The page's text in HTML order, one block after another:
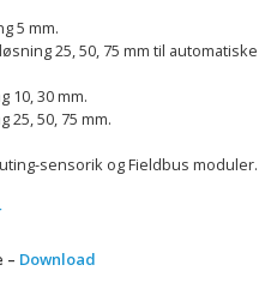
5 mm.
25, 50, 75 mm til automatiske
10, 30 mm.
25, 50, 75 mm.
sensorik og Fieldbus moduler.
– Download